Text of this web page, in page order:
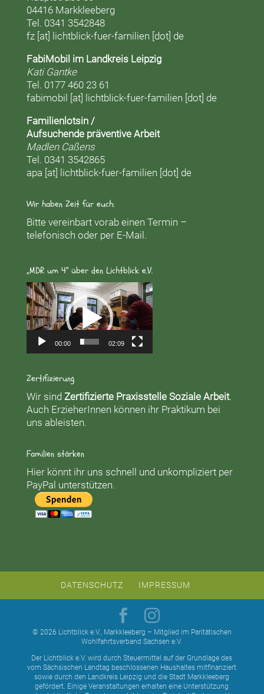
04416 Markkleeberg
Tel. 0341 3542848
fz [at] lichtblick-fuer-familien [dot] de
FabiMobil im Landkreis Leipzig
Kati Gantke
Tel. 0177 460 23 61
fabimobil [at] lichtblick-fuer-familien [dot] de
Familienlotsin /
Aufsuchende präventive Arbeit
Madlen Caßens
Tel. 0341 3542865
apa [at] lichtblick-fuer-familien [dot] de
Wir haben Zeit für euch:
Bitte vereinbart vorab einen Termin –
telefonisch oder per E-Mail.
„MDR um 4“ über den Lichtblick e.V.
Video-
Player
00:00 02:09
Zertifizierung
Wir sind Zertifizierte Praxisstelle Soziale Arbeit.
Auch ErzieherInnen können ihr Praktikum bei
uns ableisten.
Familien stärken
Hier könnt ihr uns schnell und unkompliziert per
PayPal unterstützen.
DATENSCHUTZ IMPRESSUM
© 2026 Lichtblick e.V., Markkleeberg – Mitglied im Paritätischen
Wohlfahrtsverband Sachsen e.V.
Der Lichtblick e.V. wird durch Steuermittel auf der Grundlage des
vom Sächsischen Landtag beschlossenen Haushaltes mitfinanziert
sowie durch den Landkreis Leipzig und die Stadt Markkleeberg
gefördert. Einige Veranstaltungen erhalten eine Unterstützung